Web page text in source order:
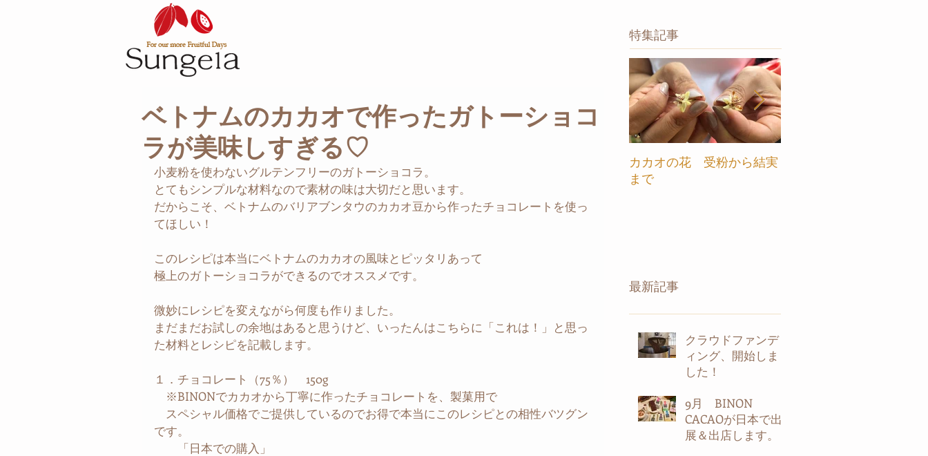
ベトナムのカカオで作ったガトーショコ
ラが美味しすぎる♡
小麦粉を使わないグルテンフリーのガトーショコラ。
とてもシンプルな材料なので素材の味は大切だと思います。
だからこそ、ベトナムのバリアブンタウのカカオ豆から作ったチョコレートを使っ
てほしい！
このレシピは本当にベトナムのカカオの風味とピッタリあって
極上のガトーショコラができるのでオススメです。
微妙にレシピを変えながら何度も作りました。
まだまだお試しの余地はあると思うけど、いったんはこちらに「これは！」と思っ
た材料とレシピを記載します。
１．チョコレート（75％）　150g
※BINONでカカオから丁寧に作ったチョコレートを、製菓用で
スペシャル価格でご提供しているのでお得で本当にこのレシピとの相性バツグン
です。
「日本での購入」
特集記事
カカオの花 受粉から結実
まで
最新記事
クラウドファンデ
ィング、開始しま
した！
9月 BINON
CACAOが日本で出
展＆出店します。